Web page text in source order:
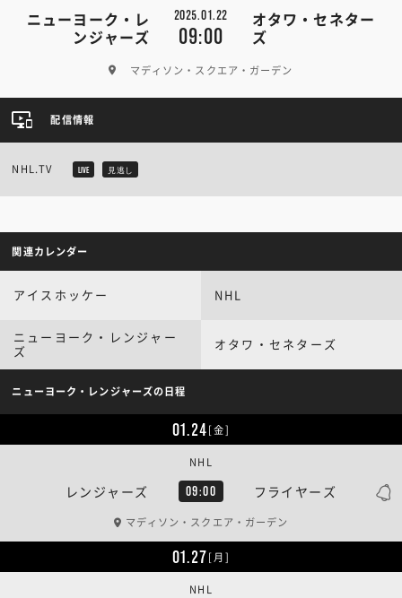
ニューヨーク・レ
ンジャーズ
2025.01.22
09:00
オタワ・セネター
ズ
マディソン・スクエア・ガーデン
配信情報
NHL.TV LIVE 見逃し
関連カレンダー
アイスホッケー NHL
ニューヨーク・レンジャー
ズ
オタワ・セネターズ
ニューヨーク・レンジャーズの日程
01.24[金]
レンジャーズ 09:00 フライヤーズ
NHL
マディソン・スクエア・ガーデン
01.27[月]
NHL